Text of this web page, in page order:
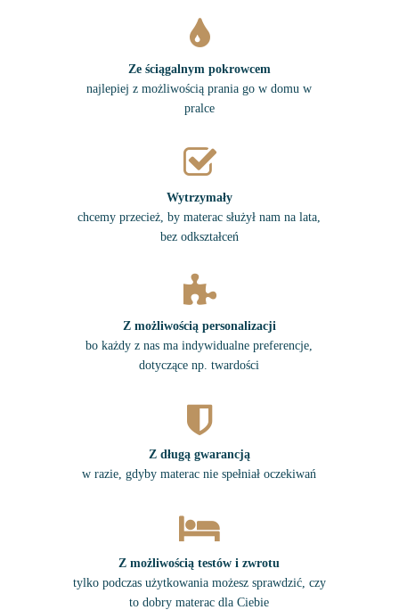
Ze ściągalnym pokrowcem
najlepiej z możliwością prania go w domu w
pralce
Wytrzymały
chcemy przecież, by materac służył nam na lata,
bez odkształceń
Z możliwością personalizacji
bo każdy z nas ma indywidualne preferencje,
dotyczące np. twardości
Z długą gwarancją
w razie, gdyby materac nie spełniał oczekiwań
Z możliwością testów i zwrotu
tylko podczas użytkowania możesz sprawdzić, czy
to dobry materac dla Ciebie